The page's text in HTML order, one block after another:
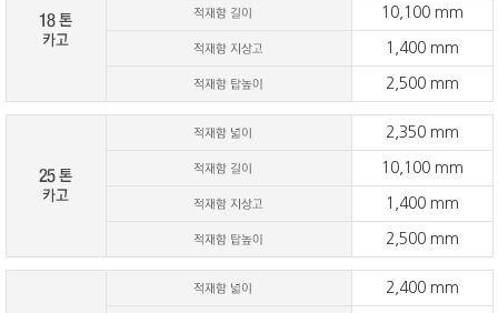
10,100 mm
1,400 mm
2,500 mm
2,350 mm
10,100 mm
1,400 mm
2,500 mm
2,400 mm